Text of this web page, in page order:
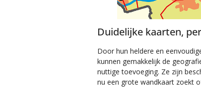
Duidelijke kaarten,
Door hun heldere en
kunnen gemakkelijk de
nuttige toevoeging. Ze zijn
nu een grote wandkaart zoekt